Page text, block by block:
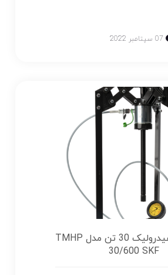
07 سپتامبر 2022
پولی کش هیدرولیک 30 تن مدل TMHP
30/600 SKF